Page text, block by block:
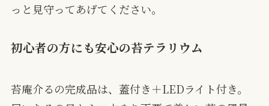
っと見守ってあげてください。
初心者の方にも安心の苔テラリウム
苔庵介るの完成品は、蓋付き＋LEDライト付き。